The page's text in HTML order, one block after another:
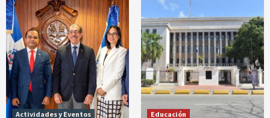
Actividades y Eventos Educación